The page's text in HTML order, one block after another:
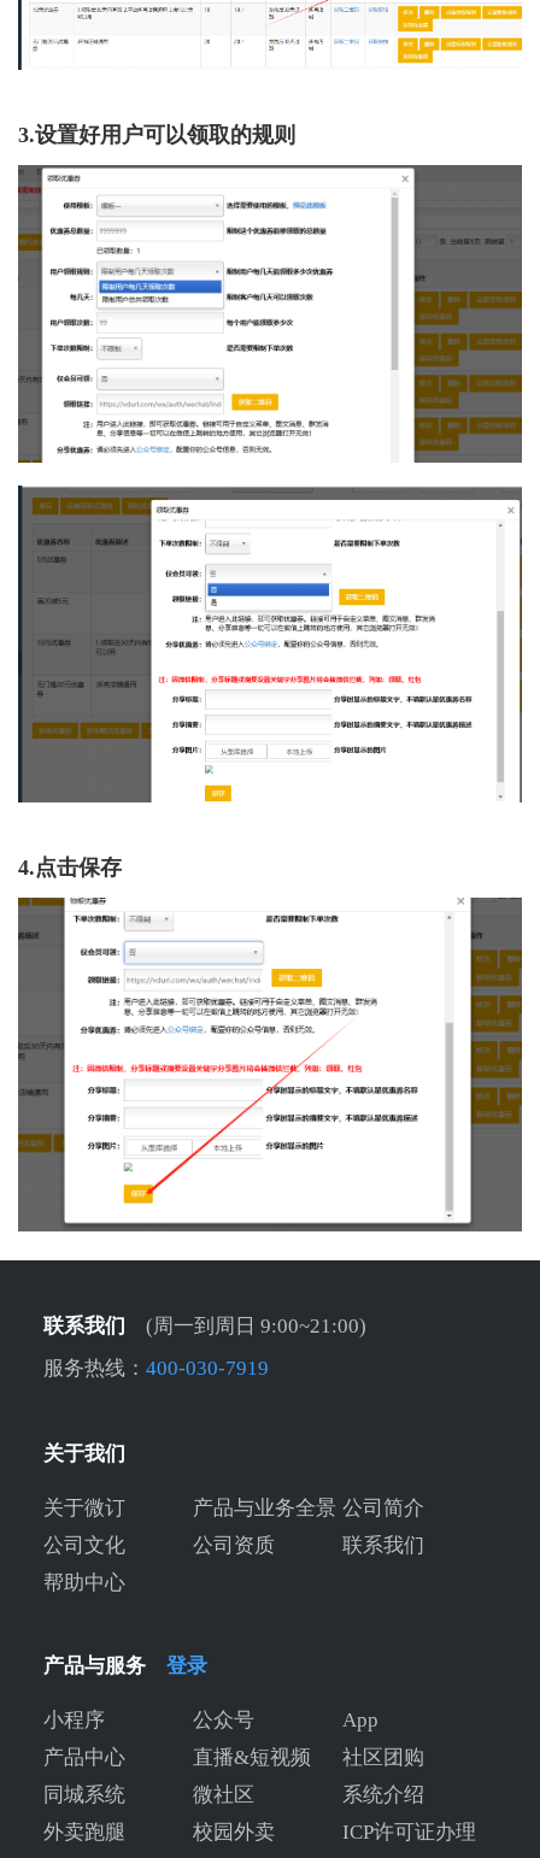
3.设置好用户可以领取的规则
4.点击保存
联系我们
(周一到周日 9:00~21:00)
服务热线： 400-030-7919
关于我们
关于微订 产品与业务全景 公司简介
公司文化
公司资质
联系我们
帮助中心
产品与服务 登录
小程序 公众号
App
产品中心
直播&短视频
社区团购
同城系统
微社区
系统介绍
外卖跑腿
校园外卖 ICP许可证办理